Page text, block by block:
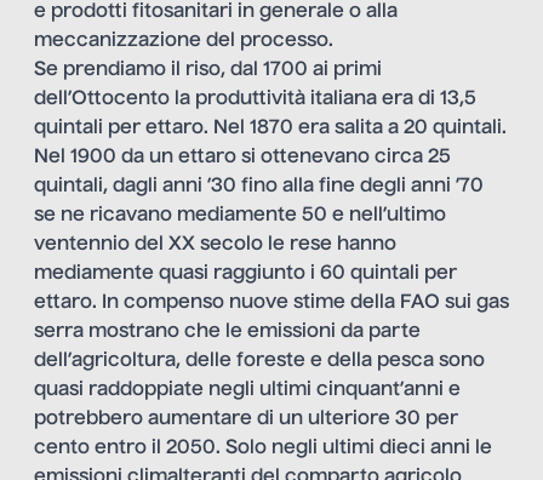
e prodotti fitosanitari in generale o alla
meccanizzazione del processo.
Se prendiamo il riso, dal 1700 ai primi
dell’Ottocento la produttività italiana era di 13,5
quintali per ettaro. Nel 1870 era salita a 20 quintali.
Nel 1900 da un ettaro si ottenevano circa 25
quintali, dagli anni ’30 fino alla fine degli anni ’70
se ne ricavano mediamente 50 e nell’ultimo
ventennio del XX secolo le rese hanno
mediamente quasi raggiunto i 60 quintali per
ettaro. In compenso nuove stime della FAO sui gas
serra mostrano che le emissioni da parte
dell’agricoltura, delle foreste e della pesca sono
quasi raddoppiate negli ultimi cinquant’anni e
potrebbero aumentare di un ulteriore 30 per
cento entro il 2050. Solo negli ultimi dieci anni le